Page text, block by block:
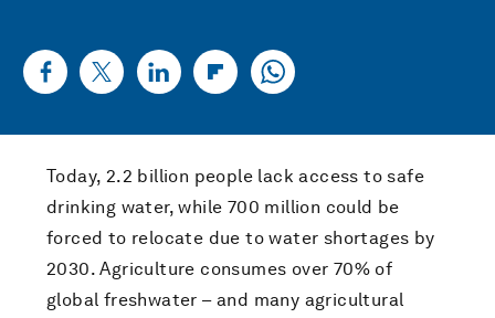
Today, 2.2 billion people lack access to safe
drinking water, while 700 million could be
forced to relocate due to water shortages by
2030. Agriculture consumes over 70% of
global freshwater – and many agricultural